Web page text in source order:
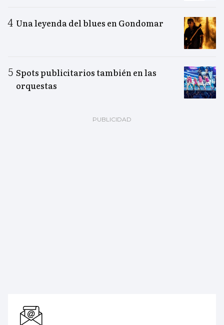
Una leyenda del blues en Gondomar
Spots publicitarios también en las
orquestas